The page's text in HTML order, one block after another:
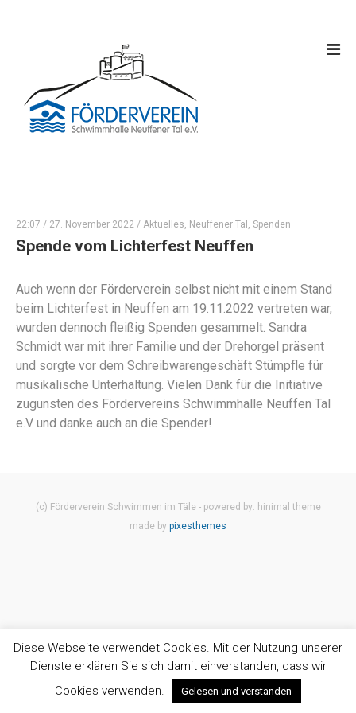
22:07 / 27. November 2022 / Aktuelles, Neuffener Tal , Spenden
Spende vom Lichterfest Neuffen
Auch wenn der Förderverein selbst nicht mit einem Stand
beim Lichterfest in Neuffen am 19.11.2022 vertreten war,
wurden dennoch fleißig Spenden gesammelt. Sandra
Schmidt war mit ihrer Familie und der Drehorgel präsent
und sorgte vor dem Schreibwarengeschäft Stümpfle für
musikalische Unterhaltung. Vielen Dank für die Initiative
zugunsten des Fördervereins Schwimmhalle Neuffen Tal
e.V und danke auch an die Spender!
(c) Förderverein Schwimmen im Täle - powered by: hinimal theme
made by pixesthemes
Diese Webseite verwendet Cookies. Mit der Nutzung unserer
Dienste erklären Sie sich damit einverstanden, dass wir
Cookies verwenden.
Gelesen und verstanden